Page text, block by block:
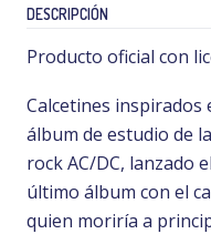
DESCRIPCIÓN
Producto oficial con
Calcetines inspirados
álbum de estudio de
rock AC/DC, lanzado
último álbum con el
quien moriría a